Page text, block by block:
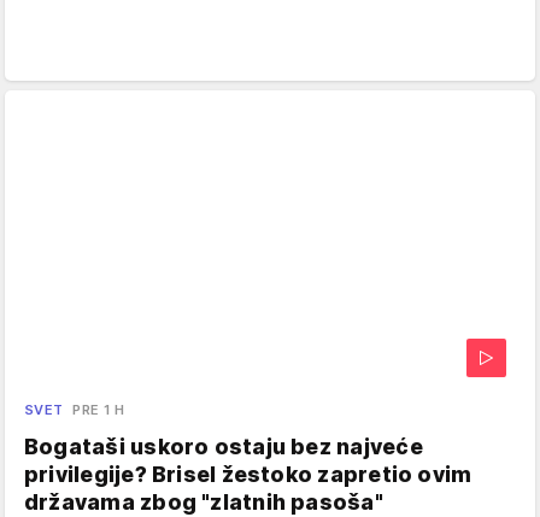
SVET PRE 1 H
Bogataši uskoro ostaju bez najveće
privilegije? Brisel žestoko zapretio ovim
državama zbog "zlatnih pasoša"